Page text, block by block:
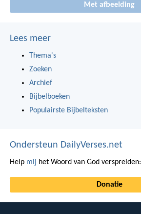
Met afbeelding
Lees meer
Thema's
Zoeken
Archief
Bijbelboeken
Populairste Bijbelteksten
Ondersteun DailyVerses.net
Help mij het Woord van God verspreiden:
Donatie